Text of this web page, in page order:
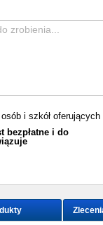
i szkół
bezpłatne i do